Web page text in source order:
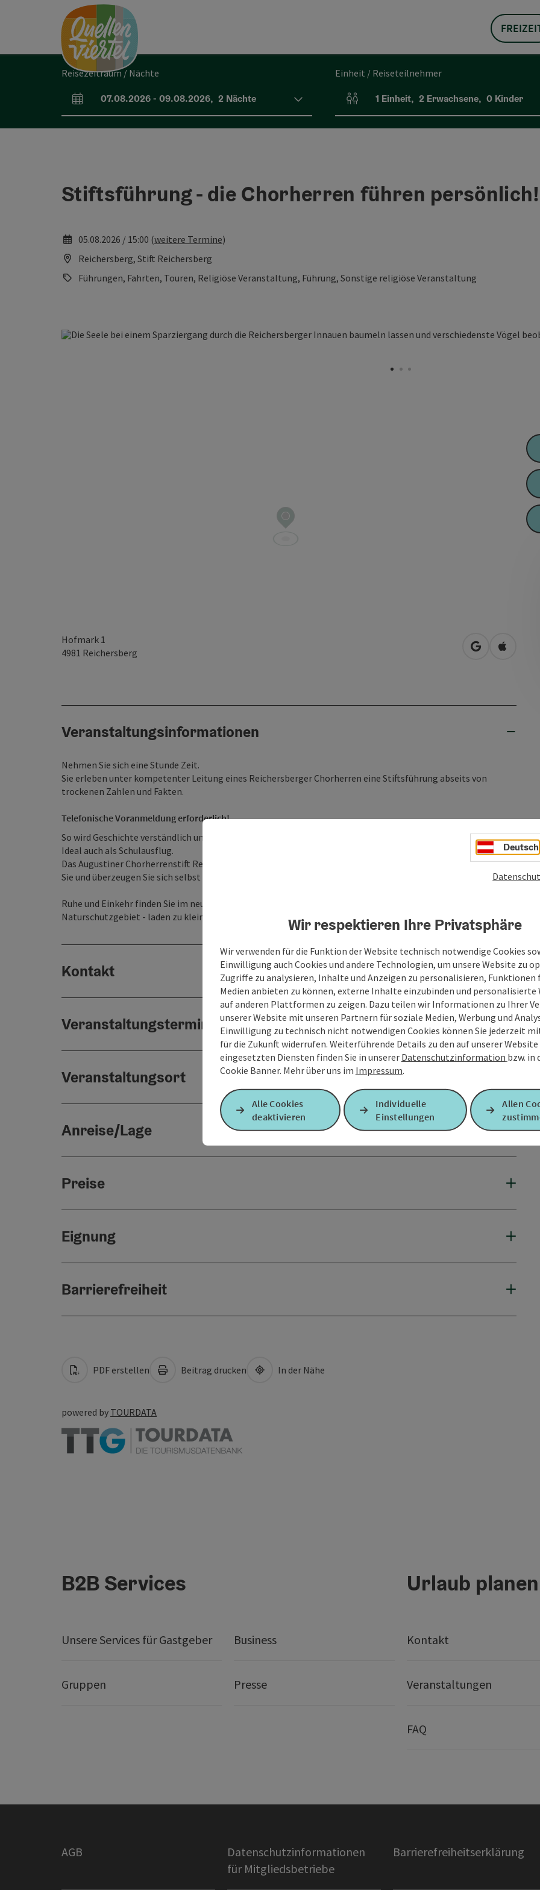
Zum InhaltAccesskey
[0]
Zur NavigationAccesskey
Zum Seitenanfang Accesskey
Reisezeitraum / Nächte
An- und Abreisefelder
07.08.2026- 09.08.2026, 2 Nächte
Einheit / Reiseteilnehmer
Einheitenanzahl und Personenfelder
1 Einheit, 2 Erwachsene, 0 Kinder
Stiftsführung - die Chorherren führen persönlich!
05.08.2026 / 15:00 (weitere Termine)
Reichersberg, Stift Reichersberg
Führungen, Fahrten, Touren, Religiöse Veranstaltung, Führung, Sonstige religiöse Veranstaltung
Hofmark 1
4981 Reichersberg in Googlein Apple
Veranstaltungsinformationen
Nehmen Sie sich eine Stunde Zeit.
Sie erleben unter kompetenter Leitung eines Reichersberger Chorherren eine Stiftsführung abseits von
trockenen Zahlen und Fakten.
Telefonische Voranmeldung erforderlich!
So wird Geschichte verständlich und lebendig.
Ideal auch als Schulausflug.
Das Augustiner Chorherrenstift Reichersberg schaut auf eine bewegte 900 jährige Geschichte zurück. Kommen
Sie und überzeugen Sie sich selbst von dem Juwel am Inn.
Ruhe und Einkehr finden Sie im neu gestalteten Herrengarten. Die nahen ausgedehnten Inn-Auen -
Naturschutzgebiet - laden zu kleinen oder größeren Wanderungen ein.
Kontakt
Veranstaltungstermin/e
Veranstaltungsort
Anreise/Lage
Preise
Eignung
Barrierefreiheit
PDF erstellen Beitrag drucken In der Nähe
powered by TOURDATA
B2B Services
Unsere Services für Gastgeber Business
Gruppen Presse
Urlaub
Kontakt
Veranstaltungen
FAQ
AGB
Datenschutzinformationen
für Mitgliedsbetriebe
Barrierefreiheitserklärung
Deutsch
Wir respektieren Ihre Privatsphäre
Wir verwenden für die Funktion der Website technisch notwendige Cookies
Einwilligung auch Cookies und andere Technologien, um unsere Website zu
Zugriffe zu analysieren, Inhalte und Anzeigen zu personalisieren, Funktionen
Medien anbieten zu können, externe Inhalte einzubinden und personalisierte
auf anderen Plattformen zu zeigen. Dazu teilen wir Informationen zu Ihrer
unserer Website mit unseren Partnern für soziale Medien, Werbung und
Einwilligung zu technisch nicht notwendigen Cookies können Sie jederzeit
für die Zukunft widerrufen. Weiterführende Details zu den auf unserer Website
eingesetzten Diensten finden Sie in unserer Datenschutzinformation bzw. in
Cookie Banner. Mehr über uns im Impressum.
Alle Cookies
deaktivieren
Individuelle
Einstellungen
Allen